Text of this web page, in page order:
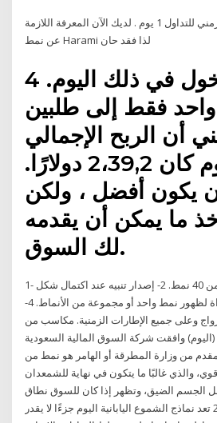
يجب أن يكون الفاصل الزمني للتداول 1 يوم . لديك الآن المعرفة اللازمة
4 نقاط دخول في ذلك اليوم.
فقط إلى طلبين
أن الربح الإجمالي
لذلك اليوم كان 2،39,2 دولارًا.
يكون أفضل ، ولكن
ما يمكن أن يقدمه
لك السوق.
1- تمييز واستخراج أكثر من 40 نمط. 2- إصدار تنبيه عند اكتمال شكل
النمط. 3- التحكم في الآداة لظهور نمط واحد أو مجموعة من الأنماط. 4-
وعلى جميع الإطارات الزمنية. مكاسب من
وافقت شركة السوق المالية السعودية
من وزارة المطرقة أو الهامر هو نمط من
والذي غالبًا ما يتكون في نهاية للشمعدان
الجسم الضيق، وتظهر إذا كان للسوق نطاق
تداول 26 أيار (مايو) 2020 تعد نماذج الشموع اليابانية اليوم جزءًا لا يقدر